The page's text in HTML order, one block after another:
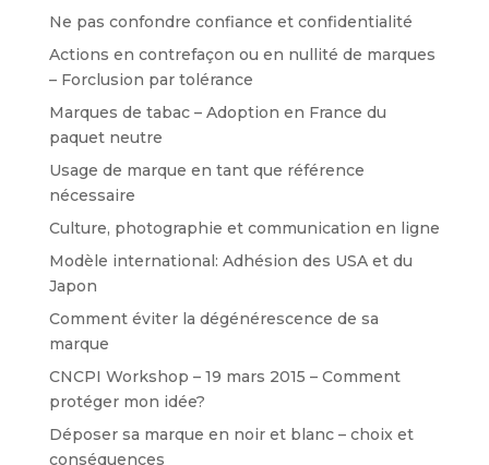
Ne pas confondre confiance et confidentialité
Actions en contrefaçon ou en nullité de marques
– Forclusion par tolérance
Marques de tabac – Adoption en France du
paquet neutre
Usage de marque en tant que référence
nécessaire
Culture, photographie et communication en ligne
Modèle international: Adhésion des USA et du
Japon
Comment éviter la dégénérescence de sa
marque
CNCPI Workshop – 19 mars 2015 – Comment
protéger mon idée?
Déposer sa marque en noir et blanc – choix et
conséquences